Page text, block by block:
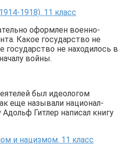
1918). 11 класс
оформлен военно-
Какое государство не
государство не находилось в
войны.
был идеологом
еще называли национал-
Гитлер написал книгу
и нацизмом. 11 класс